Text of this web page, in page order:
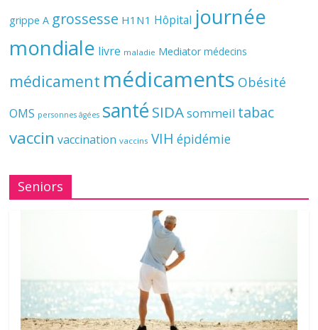
grippe A grossesse H1N1 Hôpital journée
mondiale livre maladie Mediator médecins
médicament médicaments Obésité
OMS personnes âgées santé SIDAsommeil tabac
vaccin vaccination vaccins VIH épidémie
Seniors